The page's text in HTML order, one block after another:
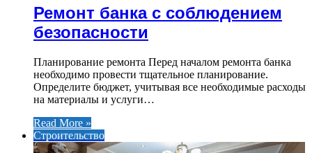
Ремонт банка с соблюдением
безопасности
Планирование ремонта Перед началом ремонта банка
необходимо провести тщательное планирование.
Определите бюджет, учитывая все необходимые расходы
на материалы и услуги…
Read More »
Строительство